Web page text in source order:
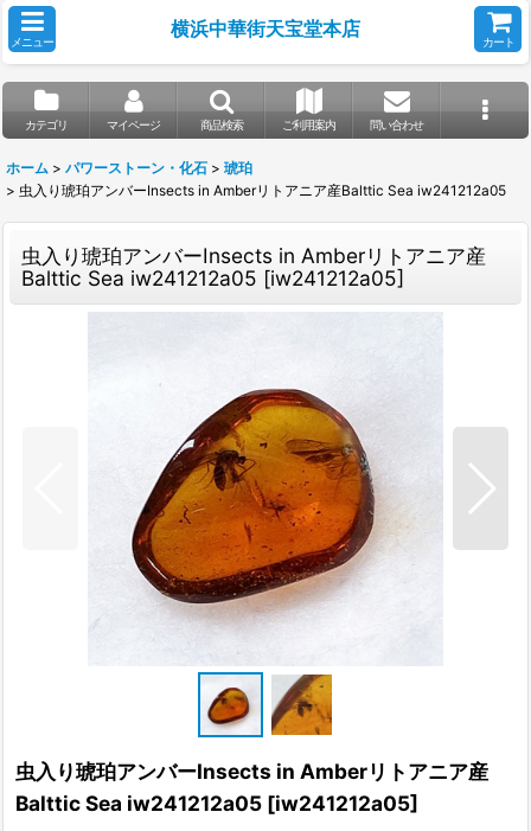
メニュー
横浜中華街天宝堂本店
カート
カテゴリ マイページ 商品検索 ご利用案内 問い合わせ
ホーム > パワーストーン・化石 > 琥珀
> 虫入り琥珀アンバーInsects in Amberリトアニア産Balttic Sea iw241212a05
虫入り琥珀アンバーInsects in Amberリトアニア産
Balttic Sea iw241212a05 [iw241212a05]
虫入り琥珀アンバーInsects in Amberリトアニア産
Balttic Sea iw241212a05 [iw241212a05]